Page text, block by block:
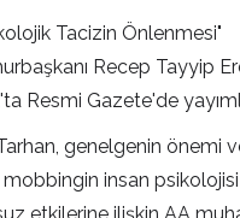
Tacizin Önlenmesi"
Recep Tayyip
Resmi Gazete'de
genelgenin önemi
insan psikolojisi